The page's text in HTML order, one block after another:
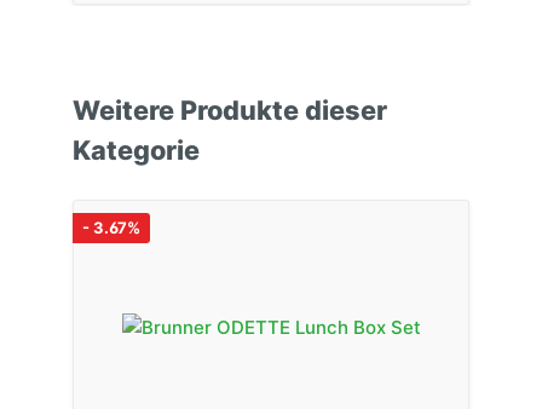
Weitere Produkte dieser
Kategorie
- 3.67%